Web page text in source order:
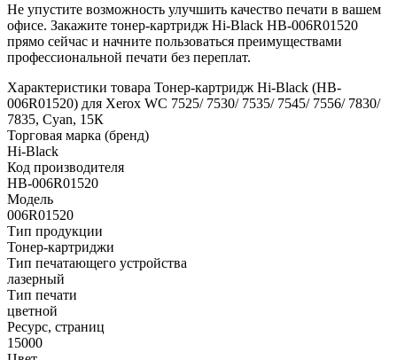
Не упустите возможность улучшить качество печати в вашем
офисе. Закажите тонер-картридж Hi-Black HB-006R01520
прямо сейчас и начните пользоваться преимуществами
профессиональной печати без переплат.
Характеристики товара Тонер-картридж Hi-Black (HB-
006R01520) для Xerox WC 7525/ 7530/ 7535/ 7545/ 7556/ 7830/
7835, Cyan, 15К
Торговая марка (бренд)
Hi-Black
Код производителя
HB-006R01520
Модель
006R01520
Тип продукции
Тонер-картриджи
Тип печатающего устройства
лазерный
Тип печати
цветной
Ресурс, страниц
15000